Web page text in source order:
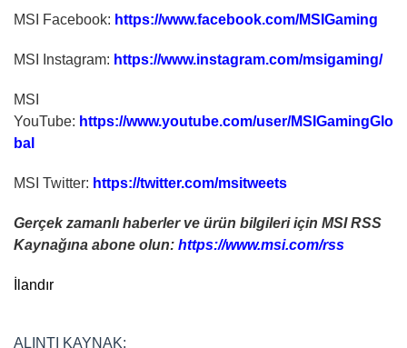
MSI Facebook: https://www.facebook.com/MSIGaming
MSI Instagram: https://www.instagram.com/msigaming/
MSI
YouTube: https://www.youtube.com/user/MSIGamingGlo
bal
MSI Twitter: https://twitter.com/msitweets
Gerçek zamanlı haberler ve ürün bilgileri için MSI RSS
Kaynağına abone olun: https://www.msi.com/rss
İlandır
ALINTI KAYNAK: